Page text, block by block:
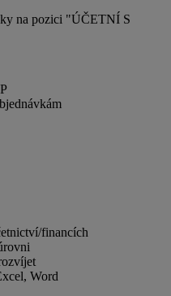
na pozici "ÚČETNÍ S
financích
Word